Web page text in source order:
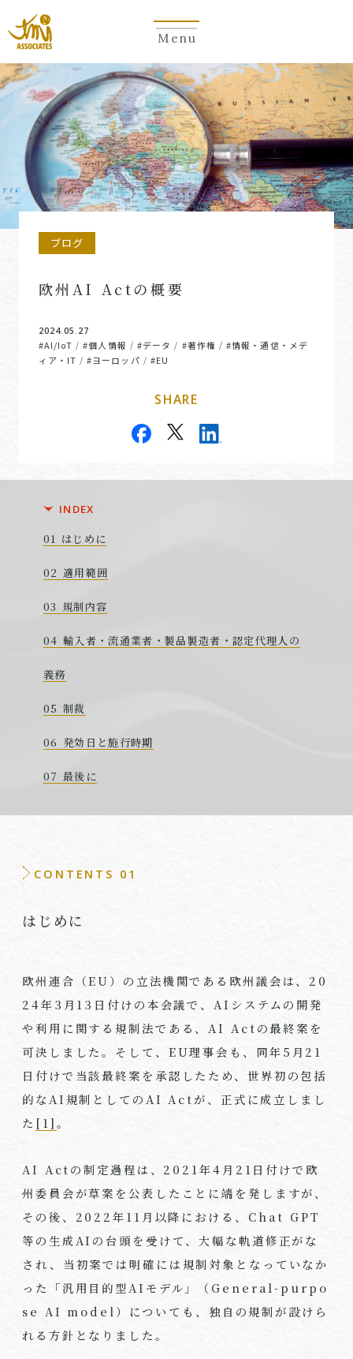
Menu
ブログ
欧州AI Actの概要
2024.05.27
#AI/IoT /#個人情報 / #データ / #著作権 /#情報・通信・メデ
ィア・IT /#ヨーロッパ / #EU
SHARE
INDEX
はじめに
適用範囲
規制内容
輸入者・流通業者・製品製造者・認定代理人の
義務
制裁
発効日と施行時期
最後に
CONTENTS 01
はじめに
欧州連合（EU）の立法機関である欧州議会は、 20
24年3 月 13 日付けの本会議で、AI システムの開発
や利用に関する規制法である、AI Actの最終案を
可決しました。そして、 EU理事会も、同年5 月 21
日付けで当該最終案を承認したため、世界初の包括
的なAI規制としてのAI Actが、正式に成立しまし
た [1]。
AI Actの制定過程は、 2021年4 月 21日付けで欧
州委員会が草案を公表したことに端を発しますが、
その後、 2022年11 月以降における、 Chat GPT
等の生成AI の台頭を受けて、大幅な軌道修正がな
され、当初案では明確には規制対象となっていなか
った「汎用目的型AI モデル」（ General-purpo
se AI model）についても、独自の規制が設けら
れる方針となりました。